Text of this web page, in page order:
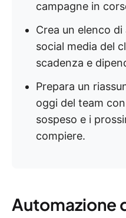
campagne in
Crea un elenco
social media del
scadenza e
Prepara un
oggi del team
sospeso e i
compiere.
Automazione